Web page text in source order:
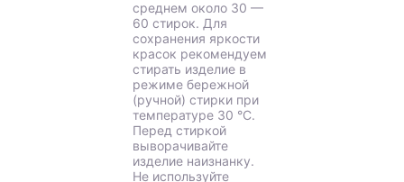
среднем около 30 —
60 стирок. Для
сохранения яркости
красок рекомендуем
стирать изделие в
режиме бережной
(ручной) стирки при
температуре 30 °C.
Перед стиркой
выворачивайте
изделие наизнанку.
Не используйте